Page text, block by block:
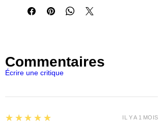
haut niveau de réalisme. Les tiges
peuvent être enchevêtrées pour créer
Chaque blister contient 8x8x3cm de
tiges d'arbustes densément tassées.
Commentaires
Écrire une critique
5
★★★★★ IL Y A 1 MOIS